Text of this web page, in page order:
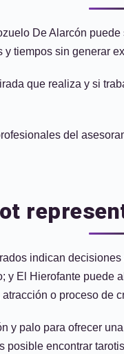
De Alarcón
tiempos sin generar
que realiza y si
del
indican
El Hierofante
o proceso de
y palo para ofrecer
encontrar